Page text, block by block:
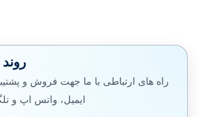
راه های ارتباطی با ما جهت فروش و
ایمیل، واتس اپ و